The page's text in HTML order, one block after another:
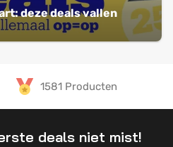
deze deals vallen
1581 Producten
deals niet mist!